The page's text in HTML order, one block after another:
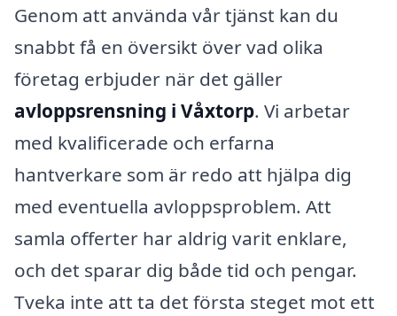
Genom att använda vår tjänst kan du
snabbt få en översikt över vad olika
företag erbjuder när det gäller
avloppsrensning i Våxtorp. Vi arbetar
med kvalificerade och erfarna
hantverkare som är redo att hjälpa dig
med eventuella avloppsproblem. Att
samla offerter har aldrig varit enklare,
och det sparar dig både tid och pengar.
Tveka inte att ta det första steget mot ett